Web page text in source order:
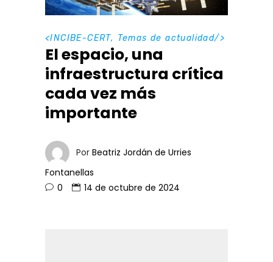
<INCIBE-CERT, Temas de actualidad/>
El espacio, una
infraestructura crítica
cada vez más
importante
Por Beatriz Jordán de Urries
Fontanellas
0
14 de octubre de 2024